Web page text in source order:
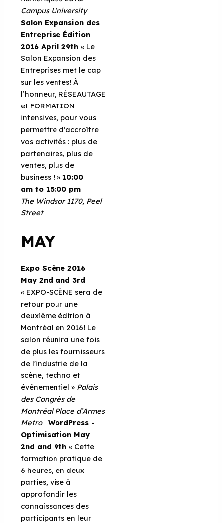
Campus University
Salon Expansion des
Entreprise Édition
2016April 29th « Le
Salon Expansion des
Entreprises met le cap
sur les ventes! À
l’honneur, RÉSEAUTAGE
et FORMATION
intensives, pour vous
permettre d’accroître
vos activités : plus de
partenaires, plus de
ventes, plus de
business ! »10:00
am to 15:00 pm
The Windsor 1170, Peel
Street
MAY
Expo Scène 2016
May 2nd and 3rd
« EXPO-SCÈNE sera de
retour pour une
deuxième édition à
Montréal en 2016! Le
salon réunira une fois
de plus les fournisseurs
de l'industrie de la
scène, techno et
événementiel » Palais
des Congrès de
Montréal Place d’Armes
Metro
WordPress -
Optimisation May
2nd and 9th« Cette
formation pratique de
6 heures, en deux
parties, vise à
approfondir les
connaissances des
participants en leur